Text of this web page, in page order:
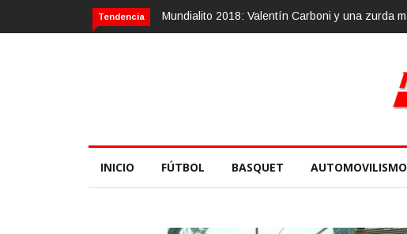
Tendencia Calvario Race 2018, 10 de noviembre
INICIO FÚTBOL BASQUET AUTOMOVILISMO